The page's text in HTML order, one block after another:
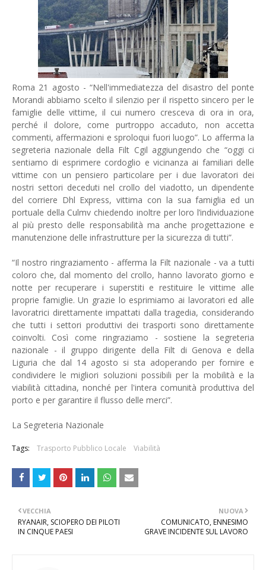
Roma 21 agosto - “Nell'immediatezza del disastro del ponte
Morandi abbiamo scelto il silenzio per il rispetto sincero per le
famiglie delle vittime, il cui numero cresceva di ora in ora,
perché il dolore, come purtroppo accaduto, non accetta
commenti, affermazioni e sproloqui fuori luogo”. Lo afferma la
segreteria nazionale della Filt Cgil aggiungendo che “oggi ci
sentiamo di esprimere cordoglio e vicinanza ai familiari delle
vittime con un pensiero particolare per i due lavoratori dei
nostri settori deceduti nel crollo del viadotto, un dipendente
del corriere Dhl Express, vittima con la sua famiglia ed un
portuale della Culmv chiedendo inoltre per loro l’individuazione
al più presto delle responsabilità ma anche progettazione e
manutenzione delle infrastrutture per la sicurezza di tutti”.
“Il nostro ringraziamento - afferma la Filt nazionale - va a tutti
coloro che, dal momento del crollo, hanno lavorato giorno e
notte per recuperare i superstiti e restituire le vittime alle
proprie famiglie. Un grazie lo esprimiamo ai lavoratori ed alle
lavoratrici direttamente impattati dalla tragedia, considerando
che tutti i settori produttivi dei trasporti sono direttamente
coinvolti. Così come ringraziamo - sostiene la segreteria
nazionale - il gruppo dirigente della Filt di Genova e della
Liguria che dal 14 agosto si sta adoperando per fornire e
condividere le migliori soluzioni possibili per la mobilità e la
viabilità cittadina, nonché per l'intera comunità produttiva del
porto e per garantire il flusso delle merci”.
La Segreteria Nazionale
Tags: Trasporto Pubblico Locale Viabilità
NUOVA
COMUNICATO, ENNESIMO
GRAVE INCIDENTE SUL LAVORO
VECCHIA
RYANAIR, SCIOPERO DEI PILOTI
IN CINQUE PAESI